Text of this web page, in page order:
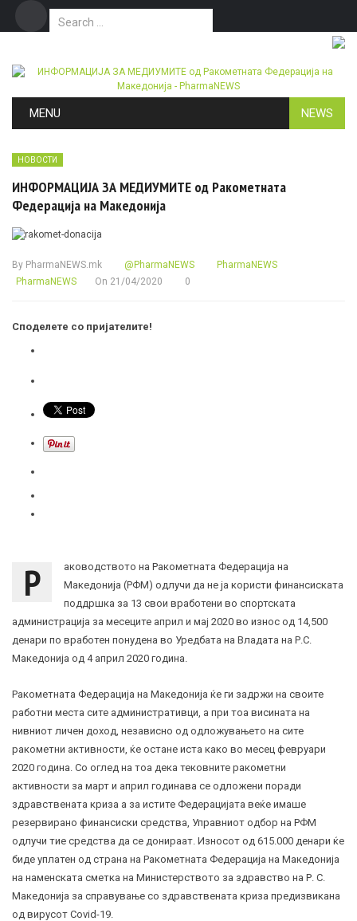
Search for:
MENU NEWS
НОВОСТИ
ИНФОРМАЦИЈА ЗА МЕДИУМИТЕ од Ракометната
Федерација на Македонија
By PharmaNEWS.mk @PharmaNEWS
PharmaNEWS
PharmaNEWS
On 21/04/2020 0
Споделете со пријателите!
Р
аководството на Ракометната Федерација на
Македонија (РФМ) одлучи да не ја користи финансиската
поддршка за 13 свои вработени во спортската
администрација за месеците април и мај 2020 во износ од 14,500
денари по вработен понудена во Уредбата на Владата на Р.С.
Македонија од 4 април 2020 година.
Ракометната Федерација на Македонија ќе ги задржи на своите
работни места сите административци, а при тоа висината на
нивниот личен доход, независно од одложувањето на сите
ракометни активности, ќе остане иста како во месец февруари
2020 година. Со оглед на тоа дека тековните ракометни
активности за март и април годинава се одложени поради
здравствената криза а за истите Федерацијата веќе имаше
резервирано финансиски средства, Управниот одбор на РФМ
одлучи тие средства да се донираат. Износот од 615.000 денари ќе
биде уплатен од страна на Ракометната Федерација на Македонија
на наменската сметка на Министерството за здравство на Р. С.
Македонија за справување со здравствената криза предизвикана
од вирусот Covid-19